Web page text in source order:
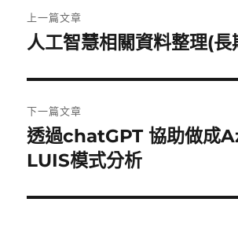
章
覽
上一篇文章
上
篇
文
章:
人工智慧相關資料整理(長
下一篇文章
下
一
文
透過chatGPT 協助做成
LUIS模式分析